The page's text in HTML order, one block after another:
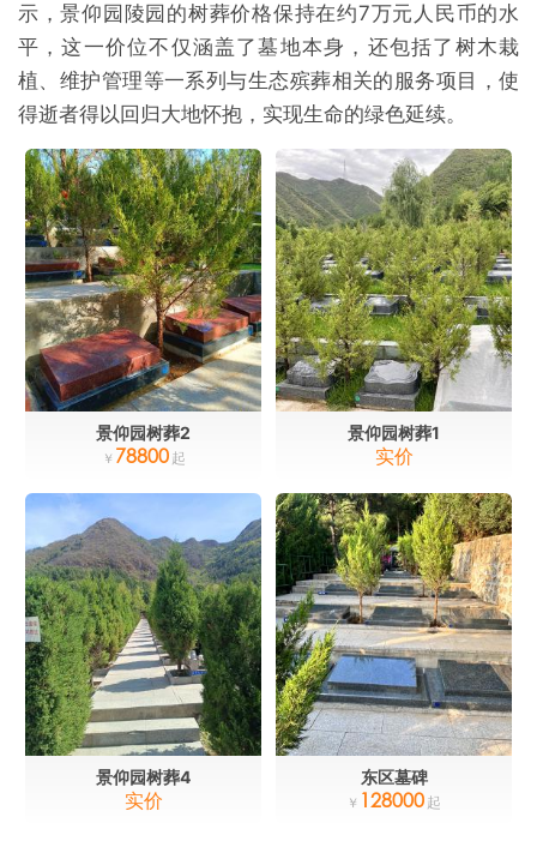
示，景仰园陵园的树葬价格保持在约7万元人民币的水
平，这一价位不仅涵盖了墓地本身，还包括了树木栽
植、维护管理等一系列与生态殡葬相关的服务项目，使
得逝者得以回归大地怀抱，实现生命的绿色延续。
景仰园树葬2
78800
景仰园树葬1
实价
景仰园树葬4
实价
东区墓碑
128000